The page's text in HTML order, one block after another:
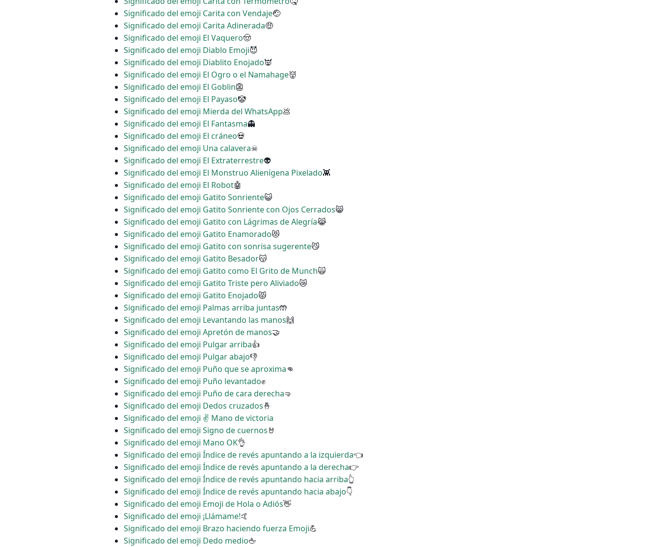
Significado del emoji Carita con Vendaje🤕
Significado del emoji Carita Adinerada🤑
Significado del emoji El Vaquero🤠
Significado del emoji Diablo Emoji😈
Significado del emoji Diablito Enojado👿
Significado del emoji El Ogro o el Namahage👹
Significado del emoji El Goblin👺
Significado del emoji El Payaso🤡
Significado del emoji Mierda del WhatsApp💩
Significado del emoji El Fantasma👻
Significado del emoji El cráneo💀
Significado del emoji Una calavera☠
Significado del emoji El Extraterrestre👽
Significado del emoji El Monstruo Alienígena Pixelado👾
Significado del emoji El Robot🤖
Significado del emoji Gatito Sonriente😺
Significado del emoji Gatito Sonriente con Ojos Cerrados😸
Significado del emoji Gatito con Lágrimas de Alegría😹
Significado del emoji Gatito Enamorado😻
Significado del emoji Gatito con sonrisa sugerente😼
Significado del emoji Gatito Besador😽
Significado del emoji Gatito como El Grito de Munch🙀
Significado del emoji Gatito Triste pero Aliviado😿
Significado del emoji Gatito Enojado😾
Significado del emoji Palmas arriba juntas🤲
Significado del emoji Levantando las manos🙌
Significado del emoji Apretón de manos🤝
Significado del emoji Pulgar arriba👍
Significado del emoji Pulgar abajo👎
Significado del emoji Puño que se aproxima👊
Significado del emoji Puño levantado✊
Significado del emoji Puño de cara derecha🤜
Significado del emoji Dedos cruzados🤞
Significado del emoji ✌ Mano de victoria
Significado del emoji Signo de cuernos🤘
Significado del emoji Mano OK👌
Significado del emoji Índice de revés apuntando a la izquierda👈
Significado del emoji Índice de revés apuntando a la derecha👉
Significado del emoji Índice de revés apuntando hacia arriba👆
Significado del emoji Índice de revés apuntando hacia abajo👇
Significado del emoji Emoji de Hola o Adiós👋
Significado del emoji ¡Llámame!🤙
Significado del emoji Brazo haciendo fuerza Emoji💪
Significado del emoji Dedo medio🖕